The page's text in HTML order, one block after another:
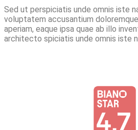
Sed ut perspiciatis unde omnis iste
voluptatem accusantium
aperiam, eaque ipsa quae ab illo
architecto spiciatis unde omnis iste